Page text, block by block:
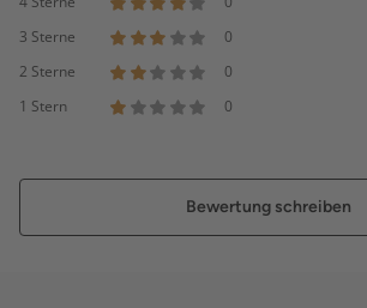
3 Sterne
0
2 Sterne
0
1 Stern
0
Bewertung schreiben